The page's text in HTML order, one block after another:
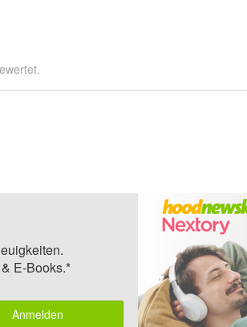
E-Books.*
Anmelden